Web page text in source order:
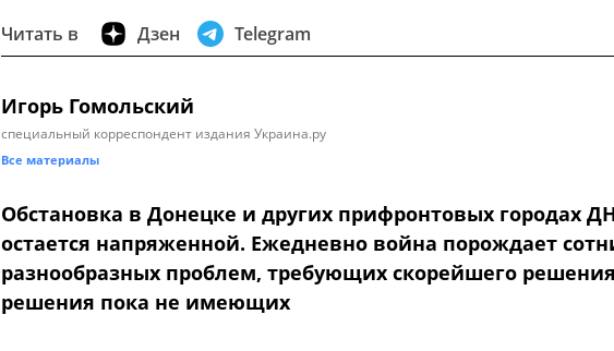
Читать в Дзен Telegram
Игорь Гомольский
специальный корреспондент издания Украина.ру
Все материалы
Обстановка в Донецке и других прифронтовых городах
остается напряженной. Ежедневно война порождает
разнообразных проблем, требующих скорейшего
решения пока не имеющих